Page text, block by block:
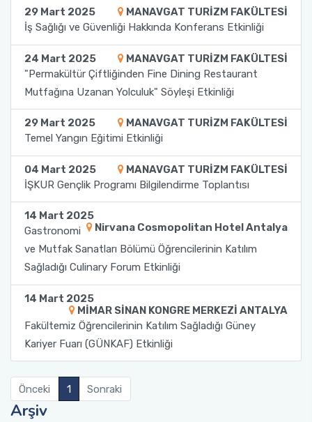
29 Mart 2025
MANAVGAT TURİZM FAKÜLTESİ
İş Sağlığı ve Güvenliği Hakkında Konferans Etkinliği
24 Mart 2025
MANAVGAT TURİZM FAKÜLTESİ
"Permakültür Çiftliğinden Fine Dining Restaurant
Mutfağına Uzanan Yolculuk" Söyleşi Etkinliği
29 Mart 2025
MANAVGAT TURİZM FAKÜLTESİ
Temel Yangın Eğitimi Etkinliği
04 Mart 2025
MANAVGAT TURİZM FAKÜLTESİ
İŞKUR Gençlik Programı Bilgilendirme Toplantısı
14 Mart 2025
Nirvana Cosmopolitan Hotel Antalya
Gastronomi
ve Mutfak Sanatları Bölümü Öğrencilerinin Katılım
Sağladığı Culinary Forum Etkinliği
14 Mart 2025
MİMAR SİNAN KONGRE MERKEZİ ANTALYA
Fakültemiz Öğrencilerinin Katılım Sağladığı Güney
Kariyer Fuarı (GÜNKAF) Etkinliği
Önceki 1 Sonraki
Arşiv
Fakülte Kurulu
Danışma Kurulu
Mezun Komisyonu
YÖKAK Akreditasyon ve Kalite Koordinasyon
Birim İç Değerlendirme Raporu
Stratejik Plan (2024-2026)
Organizasyon Şeması
Burs ve Sosyal Hizmetler Komisyonu
Engelli Birim Yetkilisi
Uluslararası Değişim Koordinatörlükleri